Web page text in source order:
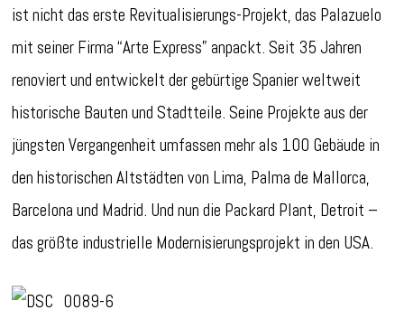
ist nicht das erste Revitualisierungs-Projekt, das Palazuelo
mit seiner Firma “Arte Express” anpackt. Seit 35 Jahren
renoviert und entwickelt der gebürtige Spanier weltweit
historische Bauten und Stadtteile. Seine Projekte aus der
jüngsten Vergangenheit umfassen mehr als 100 Gebäude in
den historischen Altstädten von Lima, Palma de Mallorca,
Barcelona und Madrid. Und nun die Packard Plant, Detroit –
das größte industrielle Modernisierungsprojekt in den USA.